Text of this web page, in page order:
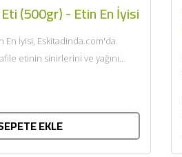
(500gr) - Etin En İyisi
En İyisi, Eskitadinda.com'da.
etinin sinirlerini ve yağını
EKLE